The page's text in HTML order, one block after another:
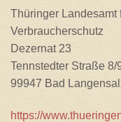
Thüringer Landesamt
Verbraucherschutz
Dezernat 23
Tennstedter Straße 8/
99947 Bad
https://